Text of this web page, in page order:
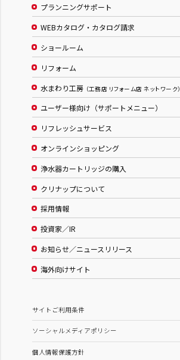
プランニングサポート
WEBカタログ・カタログ請求
ショールーム
リフォーム
水まわり工房 （工務店 リフォーム店 ネットワーク）
ユーザー様向け（サポートメニュー）
リフレッシュサービス
オンラインショッピング
浄水器カートリッジの購入
クリナップについて
採用情報
投資家／IR
お知らせ／ニュースリリース
海外向けサイト
サイトご利用条件
ソーシャルメディアポリシー
個人情報保護方針